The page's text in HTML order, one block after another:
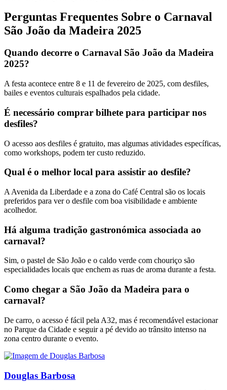
Perguntas Frequentes Sobre o Carnaval
São João da Madeira 2025
Quando decorre o Carnaval São João da Madeira
2025?
A festa acontece entre 8 e 11 de fevereiro de 2025, com desfiles,
bailes e eventos culturais espalhados pela cidade.
É necessário comprar bilhete para participar nos
desfiles?
O acesso aos desfiles é gratuito, mas algumas atividades específicas,
como workshops, podem ter custo reduzido.
Qual é o melhor local para assistir ao desfile?
A Avenida da Liberdade e a zona do Café Central são os locais
preferidos para ver o desfile com boa visibilidade e ambiente
acolhedor.
Há alguma tradição gastronómica associada ao
carnaval?
Sim, o pastel de São João e o caldo verde com chouriço são
especialidades locais que enchem as ruas de aroma durante a festa.
Como chegar a São João da Madeira para o
carnaval?
De carro, o acesso é fácil pela A32, mas é recomendável estacionar
no Parque da Cidade e seguir a pé devido ao trânsito intenso na
zona centro durante o evento.
Douglas Barbosa